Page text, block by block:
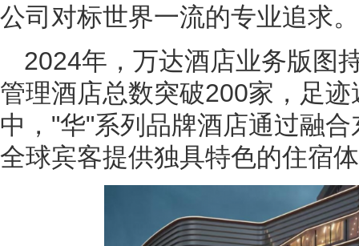
公司对标世界一流的专业追求。
2024年，万达酒店业务版图
管理酒店总数突破200家，足
中，"华"系列品牌酒店通过融
全球宾客提供独具特色的住宿